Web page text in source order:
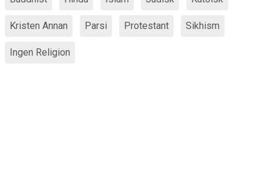
Kristen Annan Parsi Protestant Sikhism
Ingen Religion